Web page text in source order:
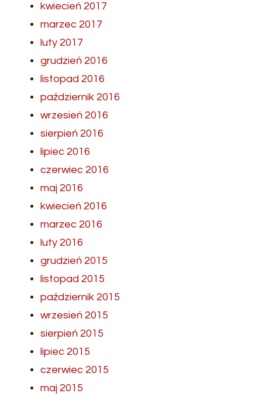
kwiecień 2017
marzec 2017
luty 2017
grudzień 2016
listopad 2016
październik 2016
wrzesień 2016
sierpień 2016
lipiec 2016
czerwiec 2016
maj 2016
kwiecień 2016
marzec 2016
luty 2016
grudzień 2015
listopad 2015
październik 2015
wrzesień 2015
sierpień 2015
lipiec 2015
czerwiec 2015
maj 2015